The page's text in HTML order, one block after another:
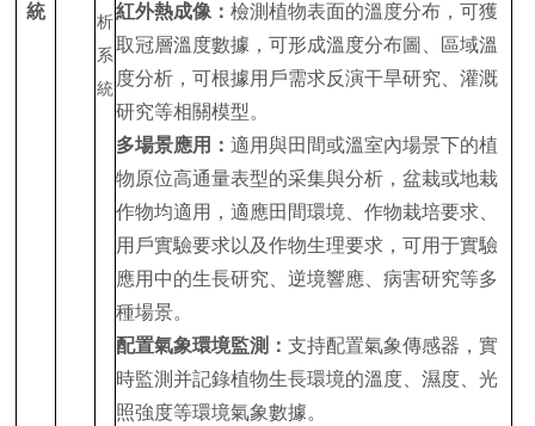
統
紅外熱成像：檢測植物表面的溫度分布，可獲
取冠層溫度數據，可形成溫度分布圖、區域溫
度分析，可根據用戶需求反演干旱研究、灌溉
研究等相關模型。
多場景應用：適用與田間或溫室內場景下的植
物原位高通量表型的采集與分析，盆栽或地栽
作物均適用，適應田間環境、作物栽培要求、
用戶實驗要求以及作物生理要求，可用于實驗
應用中的生長研究、逆境響應、病害研究等多
種場景。
配置氣象環境監測：支持配置氣象傳感器，實
時監測并記錄植物生長環境的溫度、濕度、光
照強度等環境氣象數據。